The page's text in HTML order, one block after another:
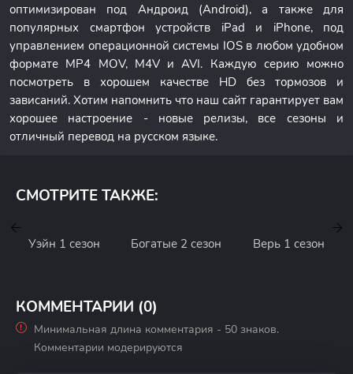
оптимизирован под Андроид (Android), а также для
популярных смартфон устройств iPad и iPhone, под
управлением операционной системы IOS в любом удобном
формате MP4 MOV, M4V и AVI. Каждую серию можно
посмотреть в хорошем качестве HD без тормозов и
зависаний. Хотим напомнить что наш сайт гарантирует вам
хорошее настроение - новые релизы, все сезоны и
отличный перевод на русском языке.
СМОТРИТЕ ТАКЖЕ:
Уэйн 1 сезон Богатые 2 сезон Верь 1 сезон
КОММЕНТАРИИ (0)
Минимальная длина комментария - 50 знаков.
Комментарии модерируются